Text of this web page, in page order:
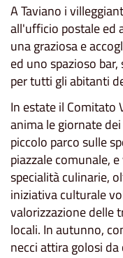
A Taviano i
all'ufficio postale ed
una graziosa e
ed uno spazioso
per tutti gli abitanti
In estate il Comitato
anima le giornate
piccolo parco sulle
piazzale comunale,
specialità culinarie,
iniziativa culturale
valorizzazione delle
locali. In autunno,
necci attira golosi da